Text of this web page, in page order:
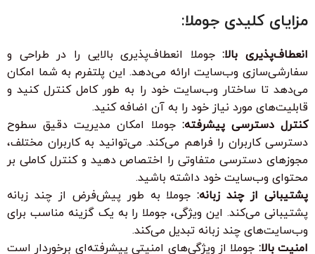
مزایای کلیدی جوملا:
انعطاف‌پذیری بالا:جوملا انعطاف‌پذیری بالایی را در طراحی و
سفارشی‌سازی وب‌سایت ارائه می‌دهد. این پلتفرم به شما امکان
می‌دهد تا ساختار وب‌سایت خود را به طور کامل کنترل کنید و
قابلیت‌های مورد نیاز خود را به آن اضافه کنید.
کنترل دسترسی پیشرفته: جوملا امکان مدیریت دقیق سطوح
دسترسی کاربران را فراهم می‌کند. می‌توانید به کاربران مختلف،
مجوزهای دسترسی متفاوتی را اختصاص دهید و کنترل کاملی بر
محتوای وب‌سایت خود داشته باشید.
پشتیبانی از چند زبانه:جوملا به طور پیش‌فرض از چند زبانه
پشتیبانی می‌کند. این ویژگی، جوملا را به یک گزینه مناسب برای
وب‌سایت‌های چند زبانه تبدیل می‌کند.
امنیت بالا: جوملا از ویژگی‌های امنیتی پیشرفته‌ای برخوردار است